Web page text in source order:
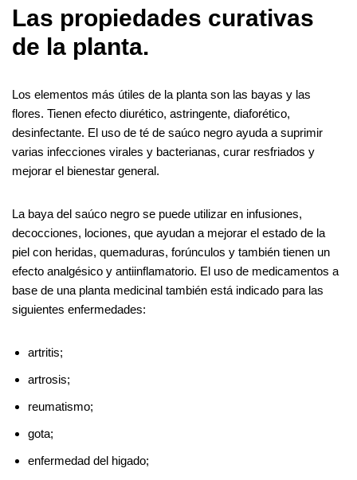
Las propiedades curativas
de la planta.
Los elementos más útiles de la planta son las bayas y las
flores. Tienen efecto diurético, astringente, diaforético,
desinfectante. El uso de té de saúco negro ayuda a suprimir
varias infecciones virales y bacterianas, curar resfriados y
mejorar el bienestar general.
La baya del saúco negro se puede utilizar en infusiones,
decocciones, lociones, que ayudan a mejorar el estado de la
piel con heridas, quemaduras, forúnculos y también tienen un
efecto analgésico y antiinflamatorio. El uso de medicamentos a
base de una planta medicinal también está indicado para las
siguientes enfermedades:
artritis;
artrosis;
reumatismo;
gota;
enfermedad del higado;